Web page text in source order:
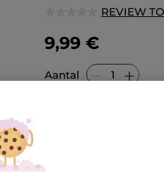
voor
Warmtebeschermende
pluis
vloeistof
REVIEW
9,99 €
Aantal